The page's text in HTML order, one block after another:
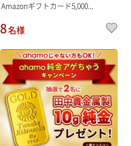
Amazonギフトカード5,000...
8名様